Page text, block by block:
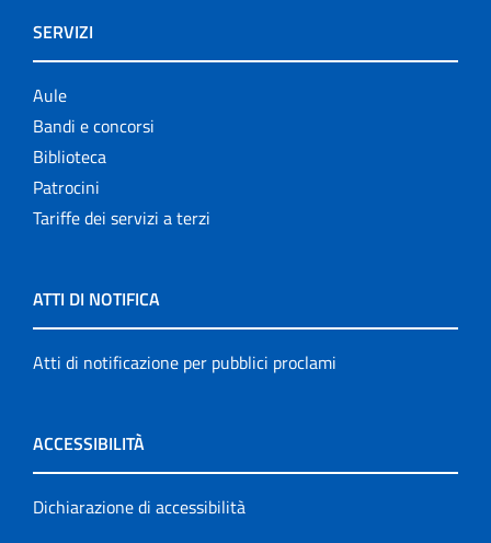
SERVIZI
Aule
Bandi e concorsi
Biblioteca
Patrocini
Tariffe dei servizi a terzi
ATTI DI NOTIFICA
Atti di notificazione per pubblici proclami
ACCESSIBILITÀ
Dichiarazione di accessibilità